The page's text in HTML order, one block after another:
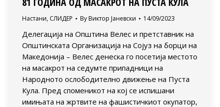
Настани, СЛИДЕР By Виктор Јаневски 14/09/2023
Делегација на Општина Велес и претставник на
Општинската Организација на Сојуз на борци на
Македонија – Велес денеска го посетија местото
на масакрот на седумте припадници на
Народното ослободително движење на Пуста
Кула. Пред споменикот на кој се испишани
имињата на жртвите на фашистичкиот окупатор,